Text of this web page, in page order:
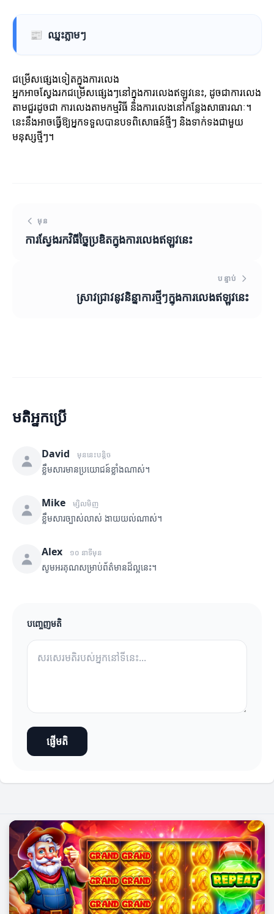
📰 ឈ្នះភ្លាមៗ
ជម្រើសផ្សេងទៀតក្នុងការលេង
អ្នកអាចស្វែងរកជម្រើសផ្សេងៗនៅក្នុងការលេងឥឡូវនេះ, ដូចជាការលេង
តាមជួរដូចជា ការលេងតាមកម្មវិធី និងការលេងនៅកន្លែងសាធារណៈ។
នេះនឹងអាចធ្វើឱ្យអ្នកទទួលបានបទពិសោធន៍ថ្មីៗ និងទាក់ទងជាមួយ
មនុស្សថ្មីៗ។
មុន
ការ​ស្វែងរក​វិធី​ច្នៃប្រឌិត​ក្នុង​ការលេងឥឡូវនេះ
បន្ទាប់
ស្រាវជ្រាវនូវនិន្នាការថ្មីៗក្នុងការលេងឥឡូវនេះ
មតិអ្នកប្រើ
David មុននេះបន្តិច
ខ្លឹមសារមានប្រយោជន៍ខ្លាំងណាស់។
Mike ម្សិលមិញ
ខ្លឹមសារច្បាស់លាស់ ងាយយល់ណាស់។
Alex ១០ នាទីមុន
សូមអរគុណសម្រាប់ព័ត៌មានដ៏ល្អនេះ។
បញ្ចេញមតិ
ផ្ញើមតិ